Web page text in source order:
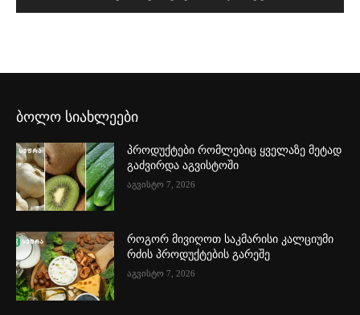
ბოლო სიახლეები
პროდუქტები რომლებიც ყველაზე მეტად
გაძვირდა აგვისტოში
აგვისტო 7, 2026
როგორ მივიღოთ საკმარისი კალციუმი
რძის პროდუქტების გარეშე
აგვისტო 7, 2026